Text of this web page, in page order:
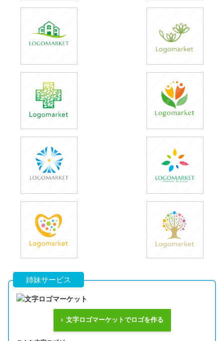
姉妹サービス
文字ロゴマーケットでロゴを作る